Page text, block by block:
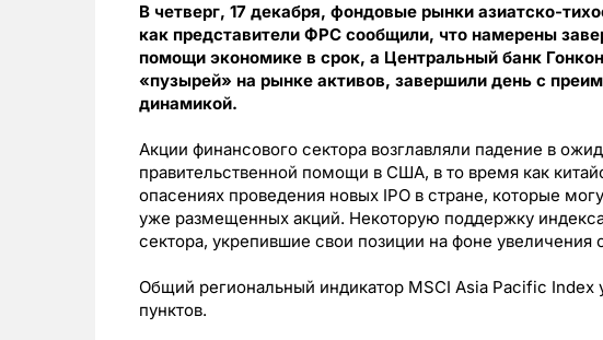
В четверг, 17 декабря, фондовые рынки азиатско-
как представители ФРС сообщили, что намерены
помощи экономике в срок, а Центральный банк
«пузырей» на рынке активов, завершили день с
динамикой.
Акции финансового сектора возглавляли падение в
правительственной помощи в США, в то время как
опасениях проведения новых IPO в стране, которые
уже размещенных акций. Некоторую поддержку
сектора, укрепившие свои позиции на фоне увеличения
Общий региональный индикатор MSCI Asia Pacific Index
пунктов.